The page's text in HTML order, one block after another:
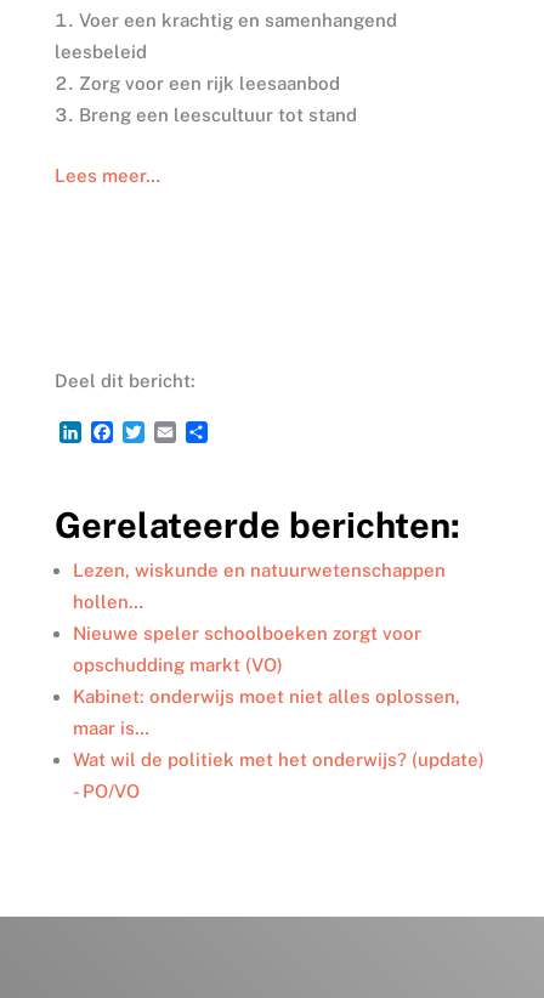
Voer een krachtig en samenhangend
leesbeleid
Zorg voor een rijk leesaanbod
Breng een leescultuur tot stand
Lees meer…
Deel dit bericht:
L
e
d
I
n
F
b
o
o
k
T
t
e
r
E
l
D
n
Gerelateerde berichten:
Lezen, wiskunde en natuurwetenschappen
hollen…
Nieuwe speler schoolboeken zorgt voor
opschudding markt (VO)
Kabinet: onderwijs moet niet alles oplossen,
maar is…
Wat wil de politiek met het onderwijs? (update)
- PO/VO